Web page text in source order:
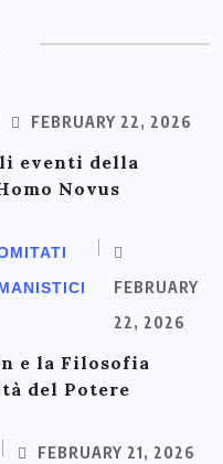
FEBRUARY 22, 2026
eventi della
Novus
FEBRUARY
22, 2026
e la Filosofia
del Potere
FEBRUARY 21, 2026